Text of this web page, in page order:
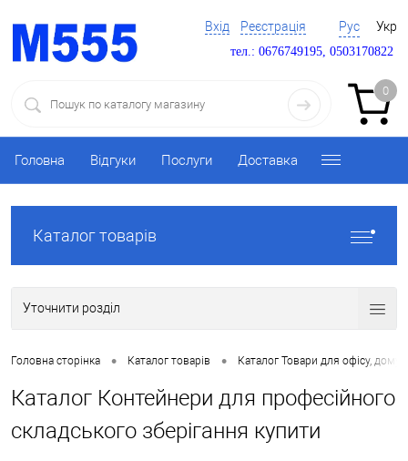
Вхід Реєстрація Рус Укр
тел.: 0676749195, 0503170822
0
Головна Відгуки Послуги Доставка
Каталог товарів
Уточнити розділ
Головна сторінка • Каталог товарів • Каталог Товари для офісу, дому
Каталог Контейнери для професійного
складського зберігання купити